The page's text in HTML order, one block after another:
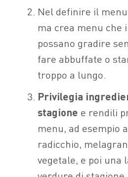
Nel definire il menu
ma crea menu che
possano gradire
fare abbuffate o
troppo a lungo.
Privilegia
stagione e rendili
menu, ad esempio
radicchio,
vegetale, e poi una